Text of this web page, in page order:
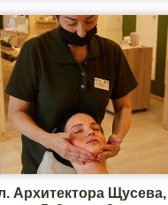
Архитектора Щусева,